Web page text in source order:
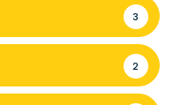
3
2